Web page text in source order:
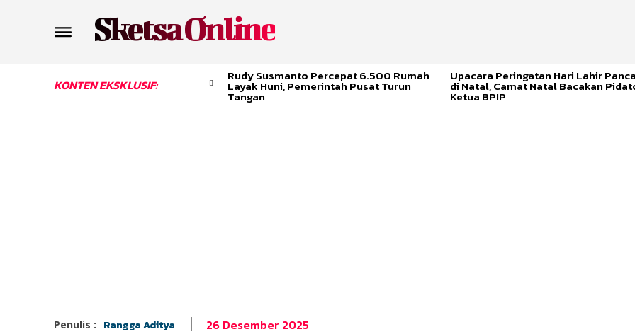
Sketsa Online
KONTEN EKSKLUSIF:
Rudy Susmanto Percepat 6.500 Rumah
Layak Huni, Pemerintah Pusat Turun
Tangan
Upacara Peringatan Hari Lahir
di Natal, Camat Natal Bacakan
Ketua BPIP
Penulis : Rangga Aditya 26 Desember 2025